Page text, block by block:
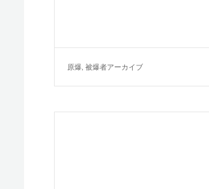
TAGS
原爆 ,被爆者アーカイブ